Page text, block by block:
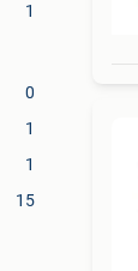
1
0
1
1
15